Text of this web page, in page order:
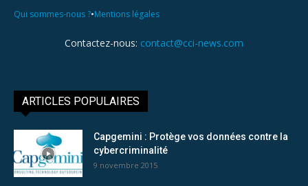
Qui sommes-nous ?•Mentions légales
Contactez-nous: contact@cci-news.com
ARTICLES POPULAIRES
Capgemini : Protège vos données contre la
cybercriminalité
9 novembre 2015